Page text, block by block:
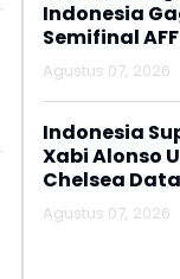
Indonesia
Semifinal
Agustus 07, 2026
Indonesia
Xabi Alonso
Chelsea
Agustus 07, 2026